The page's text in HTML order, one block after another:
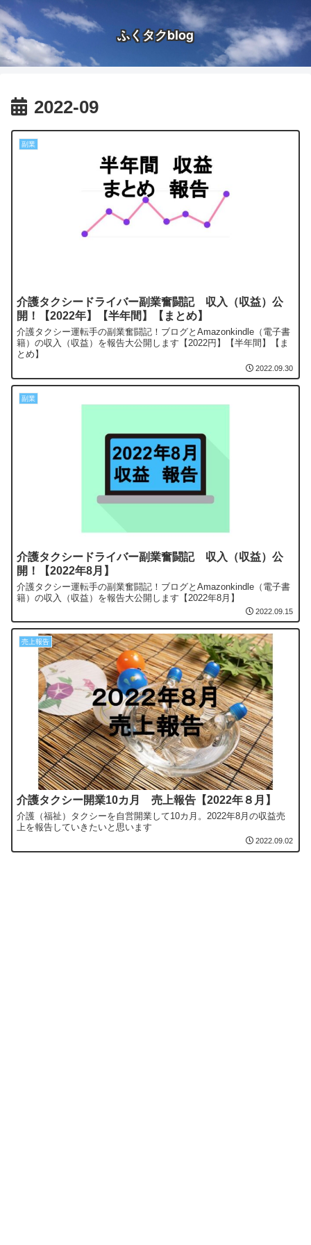
ふくタクblog
2022-09
副業
介護タクシードライバー副業奮闘記 収入（収益）公
開！【2022年】【半年間】【まとめ】
介護タクシー運転手の副業奮闘記！ブログとAmazonkindle（電子書
籍）の収入（収益）を報告大公開します【2022円】【半年間】【ま
とめ】
2022.09.30
副業
介護タクシードライバー副業奮闘記 収入（収益）公
開！【2022年8月】
介護タクシー運転手の副業奮闘記！ブログとAmazonkindle（電子書
籍）の収入（収益）を報告大公開します【2022年8月】
2022.09.15
売上報告
介護タクシー開業10カ月 売上報告【2022年８月】
介護（福祉）タクシーを自営開業して10カ月。2022年8月の収益売
上を報告していきたいと思います
2022.09.02